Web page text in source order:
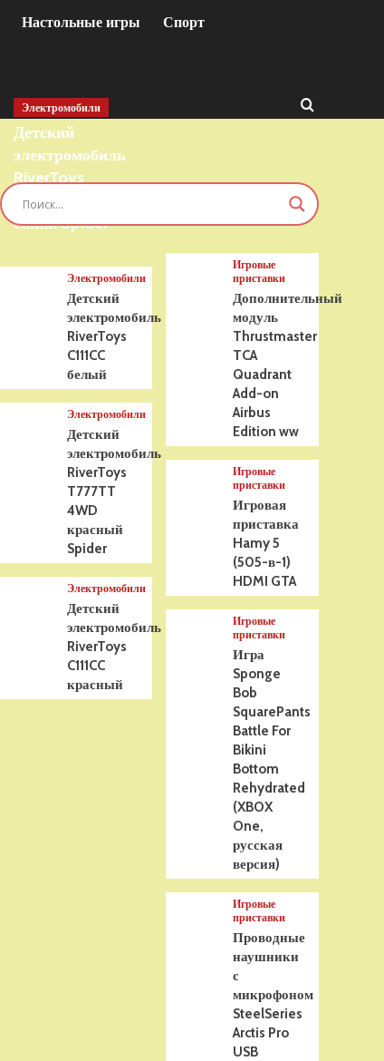
Настольные игры Спорт
Электромобили
Детский
электромобиль
RiverToys
T777TT 4WD
синий Spider
Электромобили
Детский
электромобиль
RiverToys
C111CC
белый
Электромобили
Детский
электромобиль
RiverToys
T777TT
4WD
красный
Spider
Электромобили
Детский
электромобиль
RiverToys
C111CC
красный
Игровые
приставки
Дополнительный
модуль
Thrustmaster
TCA
Quadrant
Add-on
Airbus
Edition ww
Игровые
приставки
Игровая
приставка
Hamy 5
(505-в-1)
HDMI GTA
Игровые
приставки
Игра
Sponge
Bob
SquarePants
Battle For
Bikini
Bottom
Rehydrated
(XBOX
One,
русская
версия)
Игровые
приставки
Проводные
наушники
с
микрофоном
SteelSeries
Arctis Pro
USB